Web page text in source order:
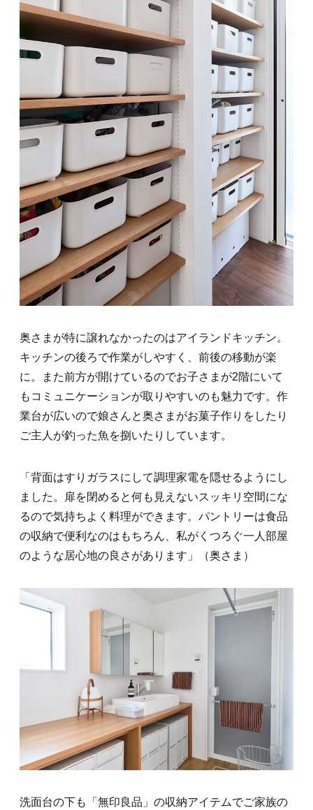
奥さまが特に譲れなかったのはアイランドキッチン。
キッチンの後ろで作業がしやすく、前後の移動が楽
に。また前方が開けているのでお子さまが2階にいて
もコミュニケーションが取りやすいのも魅力です。作
業台が広いので娘さんと奥さまがお菓子作りをしたり
ご主人が釣った魚を捌いたりしています。
「背面はすりガラスにして調理家電を隠せるようにし
ました。扉を閉めると何も見えないスッキリ空間にな
るので気持ちよく料理ができます。パントリーは食品
の収納で便利なのはもちろん、私がくつろぐ一人部屋
のような居心地の良さがあります」（奥さま）
洗面台の下も「無印良品」の収納アイテムでご家族の